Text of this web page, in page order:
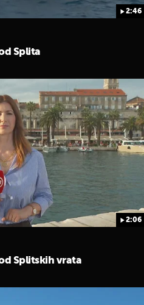
2:46
Splita
2:06
Splitskih vrata